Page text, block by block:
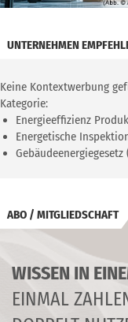
UNTERNEHMEN
Keine Kontextwerbung
Kategorie:
Energieeffizienz
Energetische
Gebäudeenergiegesetz
ABO / MITGLIEDSCHAFT
WISSEN IN
EINMAL